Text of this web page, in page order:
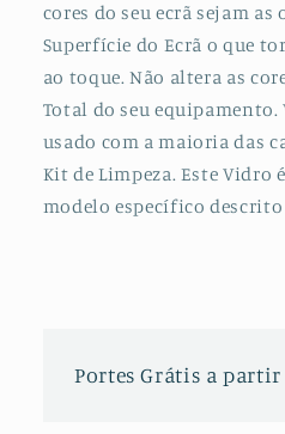
cores do seu ecrã sejam
Superfície do Ecrã o que
ao toque. Não altera as
Total do seu
usado com a maioria das
Kit de Limpeza. Este Vidro
modelo específico
Portes Grátis a partir